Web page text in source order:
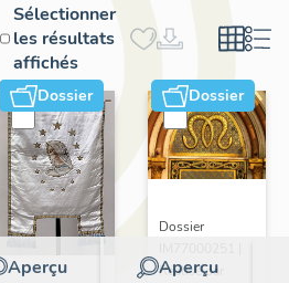
Sélectionner
les résultats
affichés
Dossier
Aperçu
Dossier
Aperçu
Dossier
Réalisé par